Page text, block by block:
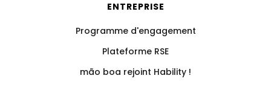
ENTREPRISE
Programme d'engagement
Plateforme RSE
mão boa rejoint Hability !